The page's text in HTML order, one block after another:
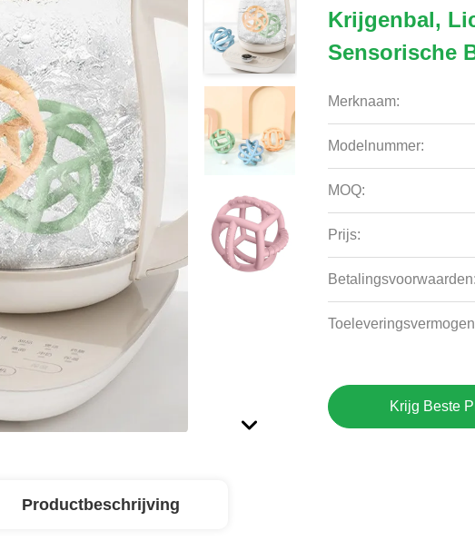
Krijgenbal,
Sensorische
Merknaam:
Modelnummer:
MOQ:
Prijs:
Betalingsvoorwaarden:
Krijg Beste
Productbeschrijving